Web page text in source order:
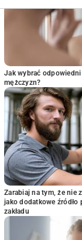
Jak wybrać
mężczyzn?
Zarabiaj na tym, że nie
jako dodatkowe
zakładu